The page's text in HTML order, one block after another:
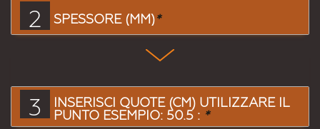
2 SPESSORE (MM)*
3
INSERISCI QUOTE (CM) UTILIZZARE IL
PUNTO ESEMPIO: 50.5 : *